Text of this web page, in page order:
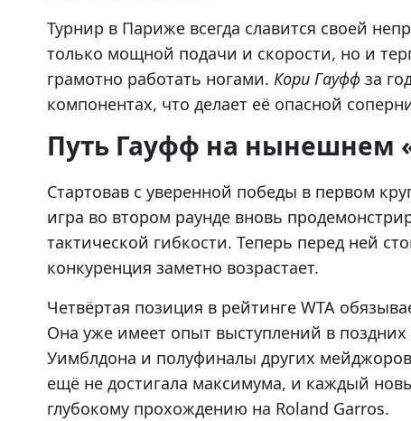
Турнир в Париже всегда славится своей
только мощной подачи и скорости, но и
грамотно работать ногами. Кори Гауфф за
компонентах, что делает её опасной
Путь Гауфф на нынешнем
Стартовав с уверенной победы в первом
игра во втором раунде вновь
тактической гибкости. Теперь перед ней
конкуренция заметно возрастает.
Четвёртая позиция в рейтинге WTA
Она уже имеет опыт выступлений в
Уимблдона и полуфиналы других
ещё не достигала максимума, и каждый
глубокому прохождению на Roland Garros.